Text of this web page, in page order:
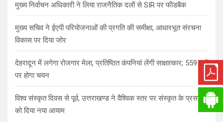
मुख्य निर्वाचन अधिकारी ने लिया राजनैतिक दलों से SIR पर फीडबैक
मुख्य सचिव ने ईएपी परियोजनाओं की प्रगति की समीक्षा, आधारभूत संरचना
विकास पर दिया जोर
देहरादून में लगेगा रोजगार मेला, प्रतिष्ठित कंपनियां लेंगी साक्षात्कार; 559 पदों
पर होगा चयन
विश्व संस्कृत दिवस से पूर्व, उत्तराखण्ड ने वैश्विक स्तर पर संस्कृत के प्रसार
को दिया नया आयाम